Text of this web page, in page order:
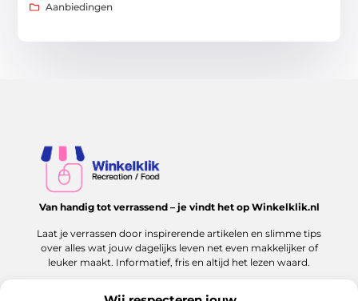
Aanbiedingen
Van handig tot verrassend – je vindt het op Winkelklik.nl
Laat je verrassen door inspirerende artikelen en slimme tips
over alles wat jouw dagelijks leven net even makkelijker of
leuker maakt. Informatief, fris en altijd het lezen waard.